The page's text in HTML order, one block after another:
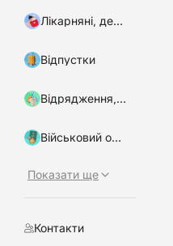
Лікарняні, декретні
Відпустки
Відрядження, підзвітні кошти
Військовий облік, бронювання
Показати ще
Контакти